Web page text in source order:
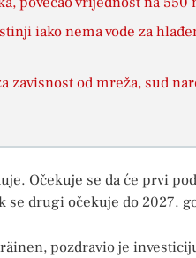
iako nema vode za
zavisnost od mreža, sud
Očekuje se da će prvi
se drugi očekuje do 2027.
pozdravio je